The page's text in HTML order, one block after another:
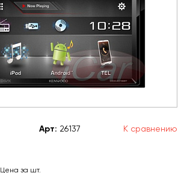
Арт: 26137 К сравнению
Цена за шт.